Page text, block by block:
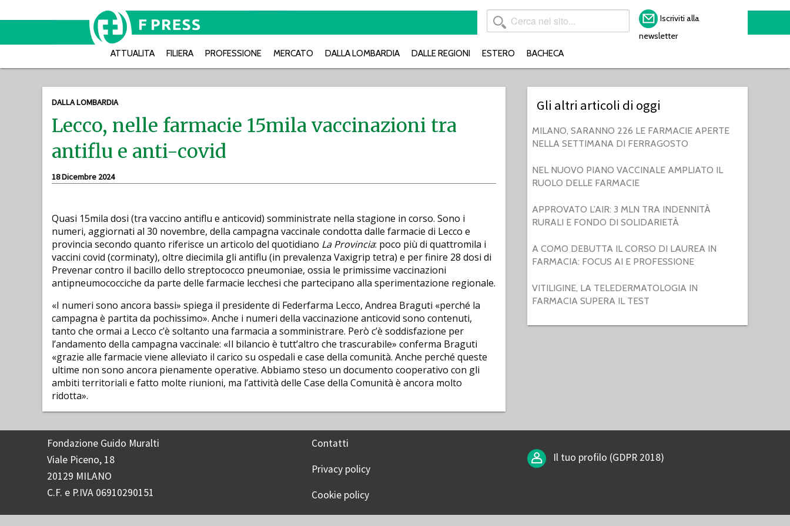
Iscriviti alla
newsletter
ATTUALITA FILIERA PROFESSIONE MERCATO DALLA LOMBARDIA DALLE REGIONI ESTERO BACHECA
DALLA LOMBARDIA
Lecco, nelle farmacie 15mila vaccinazioni tra
antiflu e anti-covid
18 Dicembre 2024
Quasi 15mila dosi (tra vaccino antiflu e anticovid) somministrate nella stagione in corso. Sono i
numeri, aggiornati al 30 novembre, della campagna vaccinale condotta dalle farmacie di Lecco e
provincia secondo quanto riferisce un articolo del quotidiano La Provincia: poco più di quattromila i
vaccini covid (corminaty), oltre diecimila gli antiflu (in prevalenza Vaxigrip tetra) e per finire 28 dosi di
Prevenar contro il bacillo dello streptococco pneumoniae, ossia le primissime vaccinazioni
antipneumococciche da parte delle farmacie lecchesi che partecipano alla sperimentazione regionale.
«I numeri sono ancora bassi» spiega il presidente di Federfarma Lecco, Andrea Braguti «perché la
campagna è partita da pochissimo». Anche i numeri della vaccinazione anticovid sono contenuti,
tanto che ormai a Lecco c’è soltanto una farmacia a somministrare. Però c’è soddisfazione per
l’andamento della campagna vaccinale: «Il bilancio è tutt’altro che trascurabile» conferma Braguti
«grazie alle farmacie viene alleviato il carico su ospedali e case della comunità. Anche perché queste
ultime non sono ancora pienamente operative. Abbiamo steso un documento cooperativo con gli
ambiti territoriali e fatto molte riunioni, ma l’attività delle Case della Comunità è ancora molto
ridotta».
Gli altri articoli di oggi
MILANO, SARANNO 226 LE FARMACIE APERTE
NELLA SETTIMANA DI FERRAGOSTO
NEL NUOVO PIANO VACCINALE AMPLIATO IL
RUOLO DELLE FARMACIE
APPROVATO L’AIR: 3 MLN TRA INDENNITÀ
RURALI E FONDO DI SOLIDARIETÀ
A COMO DEBUTTA IL CORSO DI LAUREA IN
FARMACIA: FOCUS AI E PROFESSIONE
VITILIGINE, LA TELEDERMATOLOGIA IN
FARMACIA SUPERA IL TEST
Fondazione Guido Muralti
Viale Piceno, 18
20129 MILANO
C.F. e P.IVA 06910290151
Contatti
Privacy policy
Cookie policy
Il tuo profilo (GDPR 2018)